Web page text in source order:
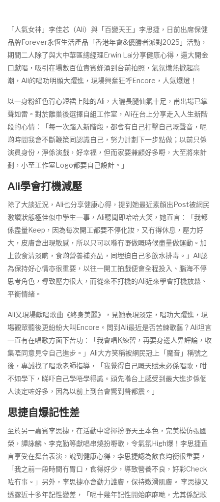
「人氣女神」李佳芯（Ali）與「百變天王」李思捷，日前出席保健
品牌Forever永恆生活產品「香港年會&優勝者派對2025」活動，
期間二人除了與大中華區總經理Erwin Lai分享健康心得，還大開金
口獻唱，吸引在場數百位貴賓蜂湧到台前拍照，氣氛熾熱掀起高
潮，Ali的唱功明顯大躍進，現場興奮狂呼Encore，人氣爆燈！
以一身粉紅色背心短裙上陣的Ali，大曬長腿仙氣十足，甫出場已掌
聲如雷。對於離巢後選擇自組工作室，Ali在台上分享走入人生新階
段的心情：「每一次踏入新階段，都會有自己打擊自己嘅聲音，呢
啲時間我會不斷鞭策同認識自己，努力計劃下一步點做；以前只係
演員身份，淨係演戲，好幸福，但而家要兼顧好多嘢，大至將來計
劃，小至工作室Logo都要自己設計。」
Ali學會打機減壓
除了大談近況，Ali也分享健康心得，提到她最近素顏出Post被網民
激讚狀態極佳似中學生一事，Ali聽聞即哈哈大笑，她直言：「我都
係盡量Keep，因為每次開工都要不停化妝，又冇得休息，壓力好
大，皮膚會出現敏感，所以只可以喺冇嘢做嘅時候盡量做運動。加
上飲食清淡啲，食啲營養補充品，同埋迫自己多飲水排毒。」Ali認
為保持好心情亦很重要，以往一開工拍戲便會全程投入、腦海不停
思考角色，導致壓力很大，而從來不打機的Ali近來學會打機放鬆、
平衡情緒。
Ali又現場獻唱歌曲《終身美麗》，見她表現淡定，唱功大躍進，現
場觀眾聽後更紛紛大叫Encore。問到Ali最近是否苦練歌藝？Ali坦言
一直有在唱歌方面下苦功：「我會唱K練習，再要身邊人畀評論，收
集唔同意見令自己進步。」Ali大方笑稱被網民冠上「魔音」稱號之
後，專誠找了唱歌老師指導，「我覺得自己嘅天賦未必係唱歌，咁
不如學下，睇吓自己學唔學得識。頭先喺台上感受到最大進步係個
人淡定咗好多，因為以前上到台會驚到聲都震。」
思捷自爆記性差
至於另一嘉賓李思捷，在活動中發揮扮嘢天王本色，完美模仿張國
榮，譚詠麟、李克勤等獻唱串燒扮嘢歌，令氣氛High爆！李思捷直
言享受在舞台表演，說到健康心得，李思捷認為飲食均衡很重要，
「我之前一段時間冇胃口，食得好少，導致營養不良，好彩Check
咗冇事。」另外，李思捷亦會勤力護膚，保持嫩滑肌膚。 李思捷又
透露近十多年記性變差，「呢十幾年記性開始麻麻哋，尤其係記歌